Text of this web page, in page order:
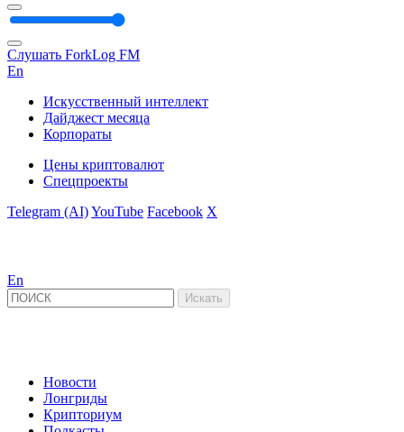
Слушать ForkLog FM
En
Искусственный интеллект
Дайджест месяца
Корпораты
Цены криптовалют
Спецпроекты
Telegram (AI)YouTube Facebook X
En
Новости
Лонгриды
Крипториум